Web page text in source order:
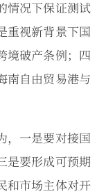
况下保证测试
重视新背景下国
境破产条例；四
南自由贸易港与
，一是要对接国
是要形成可预期
和市场主体对开